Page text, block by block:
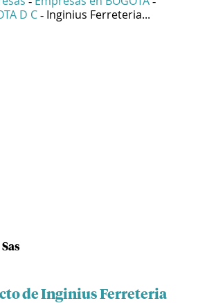
D C - Inginius Ferreteria...
de Inginius Ferreteria